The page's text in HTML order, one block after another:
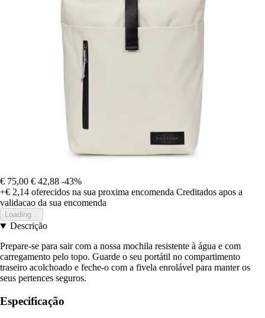
€ 75,00 € 42,88 -43%
+€ 2,14 oferecidos na sua proxima encomenda Creditados apos a
validacao da sua encomenda
Loading...
Descrição
Prepare-se para sair com a nossa mochila resistente à água e com
carregamento pelo topo. Guarde o seu portátil no compartimento
traseiro acolchoado e feche-o com a fivela enrolável para manter os
seus pertences seguros.
Especificação